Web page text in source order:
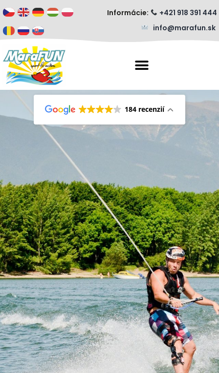
Informácie:
+421 918 391 444
info@marafun.sk
184 recenzií